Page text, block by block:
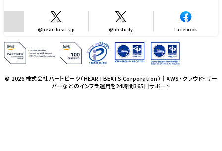
@heartbeatsjp @hbstudy facebook
© 2026 株式会社ハートビーツ（HEARTBEATS Corporation）｜AWS・クラウド・サー
バーなどのインフラ運用を24時間365日サポート